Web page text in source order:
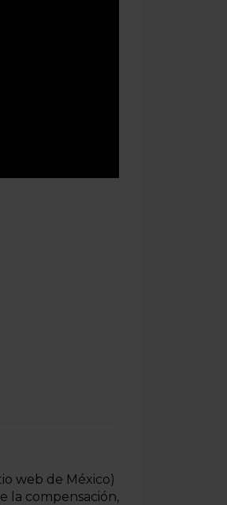
web de México)
la compensación,